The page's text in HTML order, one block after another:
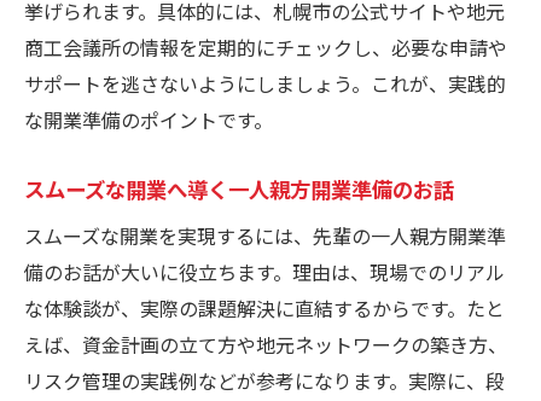
挙げられます。具体的には、札幌市の公式サイトや地元
商工会議所の情報を定期的にチェックし、必要な申請や
サポートを逃さないようにしましょう。これが、実践的
な開業準備のポイントです。
スムーズな開業へ導く一人親方開業準備のお話
スムーズな開業を実現するには、先輩の一人親方開業準
備のお話が大いに役立ちます。理由は、現場でのリアル
な体験談が、実際の課題解決に直結するからです。たと
えば、資金計画の立て方や地元ネットワークの築き方、
リスク管理の実践例などが参考になります。実際に、段